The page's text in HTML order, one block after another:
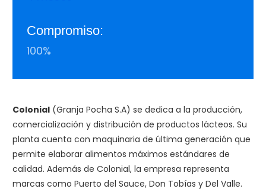
Compromiso:
100%
Colonial(Granja Pocha S.A) se dedica a la producción,
comercialización y distribución de productos lácteos. Su
planta cuenta con maquinaria de última generación que
permite elaborar alimentos máximos estándares de
calidad. Además de Colonial, la empresa representa
marcas como Puerto del Sauce, Don Tobías y Del Valle.